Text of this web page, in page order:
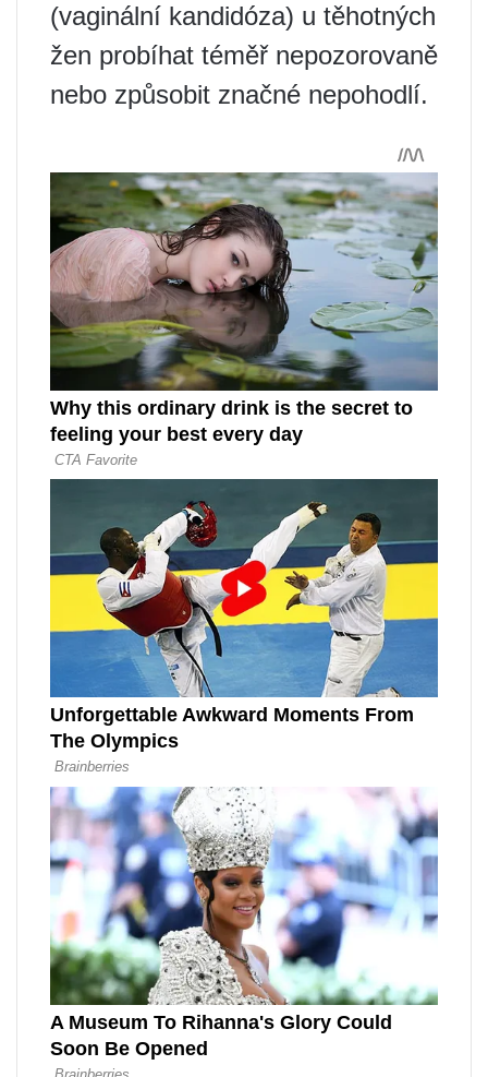
(vaginální kandidóza) u těhotných
žen probíhat téměř nepozorovaně
nebo způsobit značné nepohodlí.